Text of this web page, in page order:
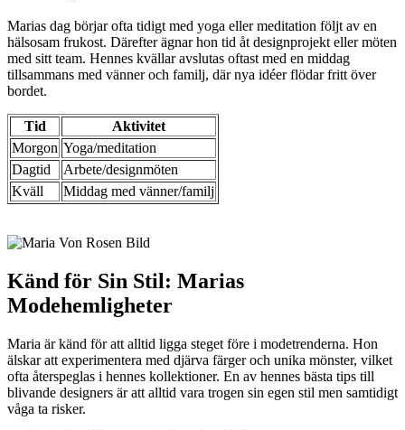
Marias dag börjar ofta tidigt med yoga eller meditation följt av en
hälsosam frukost. Därefter ägnar hon tid åt designprojekt eller möten
med sitt team. Hennes kvällar avslutas oftast med en middag
tillsammans med vänner och familj, där nya idéer flödar fritt över
bordet.
Tid
Aktivitet
Morgon Yoga/meditation
Dagtid
Arbete/designmöten
Kväll
Middag med vänner/familj
Känd för Sin Stil: Marias
Modehemligheter
Maria är känd för att alltid ligga steget före i modetrenderna. Hon
älskar att experimentera med djärva färger och unika mönster, vilket
ofta återspeglas i hennes kollektioner. En av hennes bästa tips till
blivande designers är att alltid vara trogen sin egen stil men samtidigt
våga ta risker.